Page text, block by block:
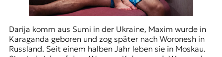
Darija komm aus Sumi in der Ukraine, Maxim wurde in
Karaganda geboren und zog später nach Woronesh in
Russland. Seit einem halben Jahr leben sie in Moskau.